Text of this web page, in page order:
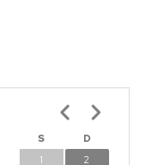
S
D
1
2
Paginación